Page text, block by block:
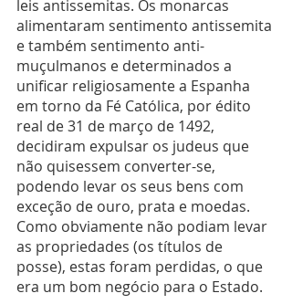
leis antissemitas. Os monarcas
alimentaram sentimento antissemita
e também sentimento anti-
muçulmanos e determinados a
unificar religiosamente a Espanha
em torno da Fé Católica, por édito
real de 31 de março de 1492,
decidiram expulsar os judeus que
não quisessem converter-se,
podendo levar os seus bens com
exceção de ouro, prata e moedas.
Como obviamente não podiam levar
as propriedades (os títulos de
posse), estas foram perdidas, o que
era um bom negócio para o Estado.